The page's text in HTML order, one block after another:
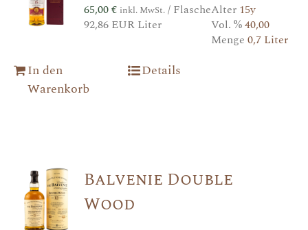
65,00€ inkl. MwSt./ Flasche
92,86 EUR Liter
Alter 15y
Vol. %40,00
Menge 0,7 Liter
In den
Warenkorb
Details
Balvenie Double
Wood